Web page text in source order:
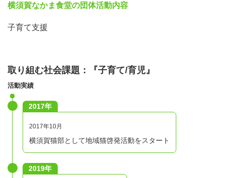
横須賀なかま食堂の団体活動内容
子育て支援
取り組む社会課題：『子育て/育児』
活動実績
2017年
2017年10月
横須賀猫部として地域猫啓発活動をスタート
2019年